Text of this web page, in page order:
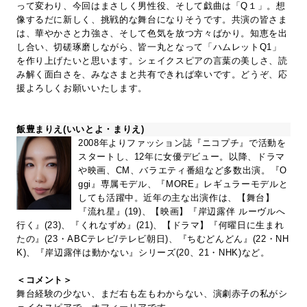
って変わり、今回はまさしく男性役、そして戯曲は「Q１」。想
像するだに新しく、挑戦的な舞台になりそうです。共演の皆さま
は、華やかさと力強さ、そして色気を放つ方々ばかり。知恵を出
し合い、切磋琢磨しながら、皆一丸となって「ハムレットQ1」
を作り上げたいと思います。シェイクスピアの言葉の美しさ、読
み解く面白さを、みなさまと共有できれば幸いです。どうぞ、応
援よろしくお願いいたします。
飯豊まりえ(いいとよ・まりえ)
2008年よりファッション誌『ニコプチ』で活動を
スタートし、12年に女優デビュー。以降、ドラマ
や映画、CM、バラエティ番組など多数出演。『O
ggi』専属モデル、『MORE』レギュラーモデルと
しても活躍中。近年の主な出演作は、【舞台】
『流れ星』(19)、【映画】『岸辺露伴 ルーヴルへ
行く』(23)、『くれなずめ』(21)、【ドラマ】『何曜日に生まれ
たの』(23・ABCテレビ/テレビ朝日)、『ちむどんどん』(22・NH
K)、『岸辺露伴は動かない』シリーズ(20、21・NHK)など。
＜コメント＞
舞台経験の少ない、まだ右も左もわからない、演劇赤子の私がシ